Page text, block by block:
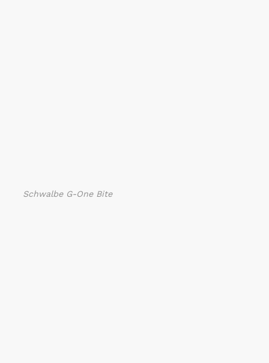
Schwalbe G-One Bite